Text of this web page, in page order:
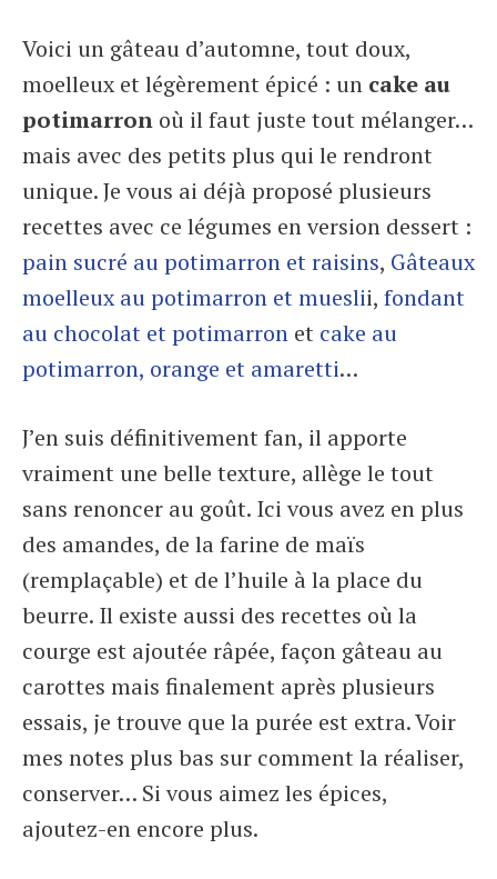
Voici un gâteau d’automne, tout doux,
moelleux et légèrement épicé : un cake au
potimarron où il faut juste tout mélanger…
mais avec des petits plus qui le rendront
unique. Je vous ai déjà proposé plusieurs
recettes avec ce légumes en version dessert :
pain sucré au potimarron et raisins, Gâteaux
moelleux au potimarron et mueslii, fondant
au chocolat et potimarron et cake au
potimarron, orange et amaretti…
J’en suis définitivement fan, il apporte
vraiment une belle texture, allège le tout
sans renoncer au goût. Ici vous avez en plus
des amandes, de la farine de maïs
(remplaçable) et de l’huile à la place du
beurre. Il existe aussi des recettes où la
courge est ajoutée râpée, façon gâteau au
carottes mais finalement après plusieurs
essais, je trouve que la purée est extra. Voir
mes notes plus bas sur comment la réaliser,
conserver… Si vous aimez les épices,
ajoutez-en encore plus.